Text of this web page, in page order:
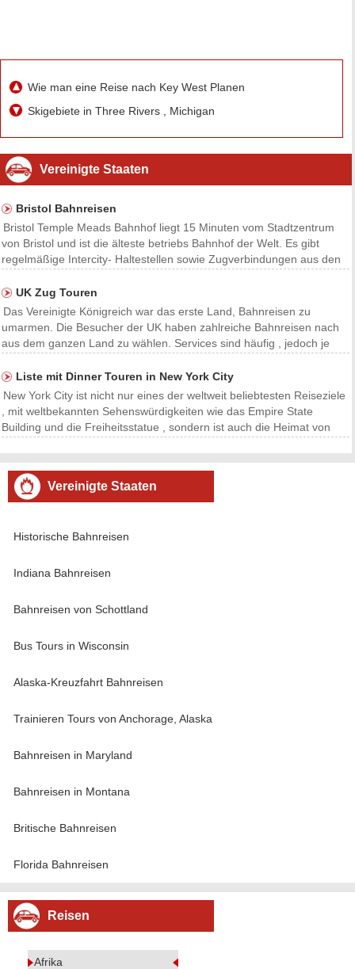
Wie man eine Reise nach Key West Planen
Skigebiete in Three Rivers , Michigan
Vereinigte Staaten
Bristol Bahnreisen
Bristol Temple Meads Bahnhof liegt 15 Minuten vom Stadtzentrum
von Bristol und ist die älteste betriebs Bahnhof der Welt. Es gibt
regelmäßige Intercity- Haltestellen sowie Zugverbindungen aus den
Pullman des Orient-Express lief
UK Zug Touren
Das Vereinigte Königreich war das erste Land, Bahnreisen zu
umarmen. Die Besucher der UK haben zahlreiche Bahnreisen nach
aus dem ganzen Land zu wählen. Services sind häufig , jedoch je
auf die häufig reiste Glasgow nach Fort Willi
Liste mit Dinner Touren in New York City
New York City ist nicht nur eines der weltweit beliebtesten Reiseziele
, mit weltbekannten Sehenswürdigkeiten wie das Empire State
Building und die Freiheitsstatue , sondern ist auch die Heimat von
Vereinigte Staaten
Historische Bahnreisen
Indiana Bahnreisen
Bahnreisen von Schottland
Bus Tours in Wisconsin
Alaska-Kreuzfahrt Bahnreisen
Trainieren Tours von Anchorage, Alaska
Bahnreisen in Maryland
Bahnreisen in Montana
Britische Bahnreisen
Florida Bahnreisen
Reisen
Afrika